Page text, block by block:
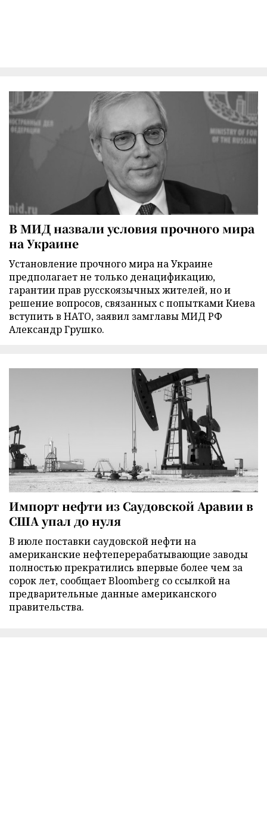
В МИД назвали условия прочного мира
на Украине
Установление прочного мира на Украине
предполагает не только денацификацию,
гарантии прав русскоязычных жителей, но и
решение вопросов, связанных с попытками Киева
вступить в НАТО, заявил замглавы МИД РФ
Александр Грушко.
Импорт нефти из Саудовской Аравии в
США упал до нуля
В июле поставки саудовской нефти на
американские нефтеперерабатывающие заводы
полностью прекратились впервые более чем за
сорок лет, сообщает Bloomberg со ссылкой на
предварительные данные американского
правительства.